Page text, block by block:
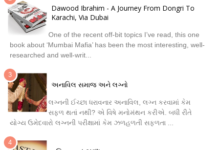
Dawood Ibrahim - A Journey From Dongri To
Karachi, Via Dubai
One of the recent off-bit topics I’ve read, this one
book about ‘Mumbai Mafia’ has been the most interesting, well-
researched and well-writ...
અનાવિલ સમાજ અને લગ્નો
લગ્નની ઈચ્છા ધરાવનાર અનાવિલ, લગ્ન કરવામાં કેમ
સફળ થતાં નથી? એ વિષે મનોમંથન કરીએ. બધી રીતે
યોગ્ય ઉમેદવારો લગ્નની પરીક્ષામાં કેમ ઝળહળતી સફળતા ...